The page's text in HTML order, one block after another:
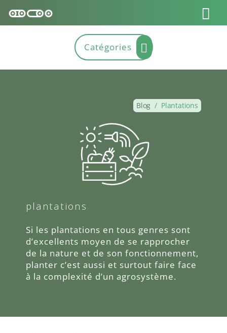
Blog / Plantations
plantations
Si les plantations en tous genres sont
d’excellents moyen de se rapprocher
de la nature et de son fonctionnement,
planter c’est aussi et surtout faire face
à la complexité d’un agrosystème.